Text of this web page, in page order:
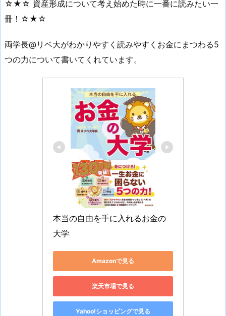
☆★☆ 資産形成について考え始めた時に一番に読みたい一
冊！☆★☆
両学長@リベ大がわかりやすく読みやすくお金にまつわる5
つの力について書いてくれています。
本当の自由を手に入れるお金の
大学
Amazonで見る
楽天市場で見る
Yahoo!ショッピングで見る